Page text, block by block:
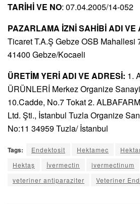
TARİHİ VE NO: 07.04.2005/14-052
PAZARLAMA İZNİ SAHİBİ ADI VE
Ticaret T.A.Ş Gebze OSB Mahallesi
41400 Gebze/Kocaeli
ÜRETİM YERİ ADI VE ADRESİ: 1.
ÜRÜNLERİ Merkez Organize
10.Cadde, No.7 Tokat 2.
Ltd. Şti., İstanbul Tuzla Organize
No:11 34959 Tuzla/ İstanbul
Tags: Endektosit Hektamec
Hektaş
İvermectin ivermectinum
veteriner antiparaziter
Veteriner